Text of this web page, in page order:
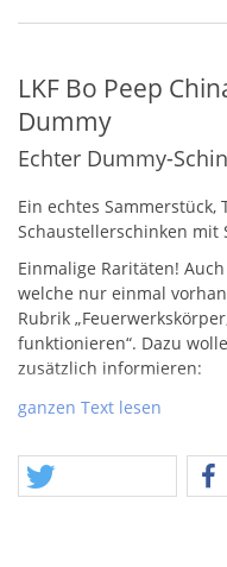
LKF Bo Peep
Dummy
Echter Dummy-
Ein echtes Sammerstück,
Schaustellerschinken mit
Einmalige Raritäten!
welche nur einmal
Rubrik
funktionieren“. Dazu
zusätzlich informieren:
ACHTUNG! Es geht um
hochgehen, prachtvoll
finden, die beschreiben,
Verkäuflichkeit führen.
ganzen Text lesen